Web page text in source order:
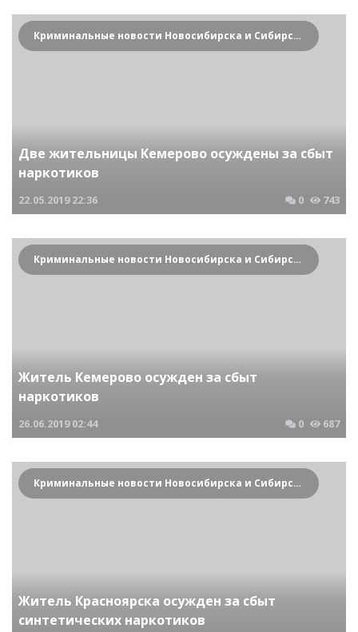
Криминальные новости Новосибирска и Сибирского региона
Две жительницы Кемерово осуждены за сбыт
наркотиков
22.05.2019 22:36 0 743
Криминальные новости Новосибирска и Сибирского региона
Житель Кемерово осужден за сбыт
наркотиков
26.06.2019 02:44 0 687
Криминальные новости Новосибирска и Сибирского региона
Житель Красноярска осужден за сбыт
синтетических наркотиков